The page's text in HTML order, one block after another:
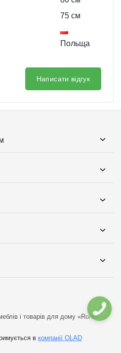
75 см
Польща
Написати відгук
і товарів для дому «RoNi»
в компанії OLAD